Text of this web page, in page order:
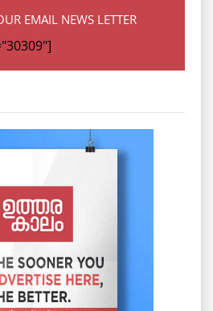
EMAIL NEWS LETTER